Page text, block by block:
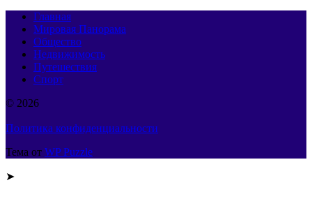
Главная
Мировая Панорама
Общество
Недвижимость
Путешествия
Спорт
© 2026
Политика конфиденциальности
Тема от WP Puzzle
➤